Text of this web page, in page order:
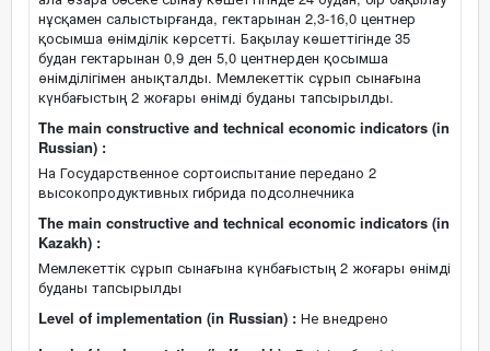
нұсқамен салыстырғанда, гектарынан 2,3-16,0 центнер
қосымша өнімділік көрсетті. Бақылау көшеттігінде 35
будан гектарынан 0,9 ден 5,0 центнерден қосымша
өнімділігімен анықталды. Мемлекеттік сұрып сынағына
күнбағыстың 2 жоғары өнімді буданы тапсырылды.
The main constructive and technical economic indicators (in
Russian) :
На Государственное сортоиспытание передано 2
высокопродуктивных гибрида подсолнечника
The main constructive and technical economic indicators (in
Kazakh) :
Мемлекеттік сұрып сынағына күнбағыстың 2 жоғары өнімді
буданы тапсырылды
Level of implementation (in Russian) : Не внедрено